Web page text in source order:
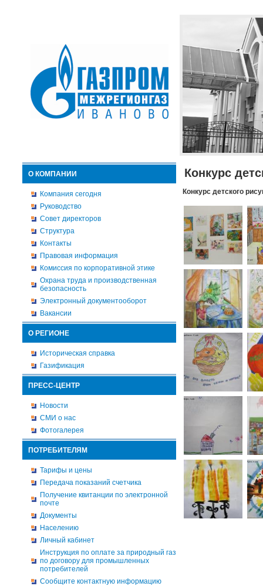
О КОМПАНИИ
Компания сегодня
Руководство
Совет директоров
Структура
Контакты
Правовая информация
Комиссия по корпоративной этике
Охрана труда и производственная
безопасность
Электронный документооборот
Вакансии
О РЕГИОНЕ
Историческая справка
Газификация
ПРЕСС-ЦЕНТР
Новости
СМИ о нас
Фотогалерея
ПОТРЕБИТЕЛЯМ
Тарифы и цены
Передача показаний счетчика
Получение квитанции по электронной
почте
Документы
Населению
Личный кабинет
Инструкция по оплате за природный газ
по договору для промышленных
потребителей
Сообщите контактную информацию
Конкурс
Конкурс детского